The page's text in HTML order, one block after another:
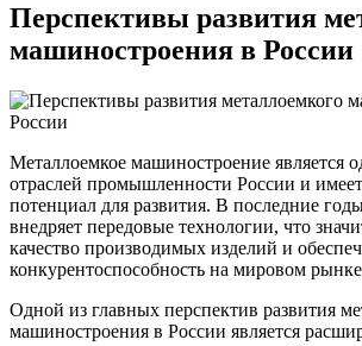
Перспективы развития
машиностроения в России
Металлоемкое машиностроение является
отраслей промышленности России и
потенциал для развития. В последние
внедряет передовые технологии, что
качество производимых изделий и
конкурентоспособность на мировом
Одной из главных перспектив развития
машиностроения в России является